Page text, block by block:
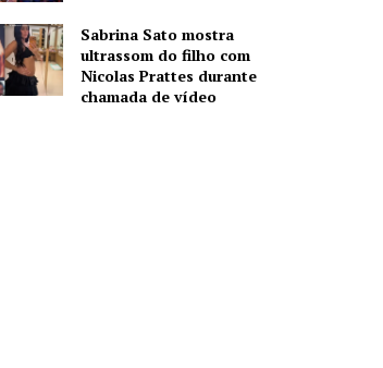
Sabrina Sato mostra
ultrassom do filho com
Nicolas Prattes durante
chamada de vídeo